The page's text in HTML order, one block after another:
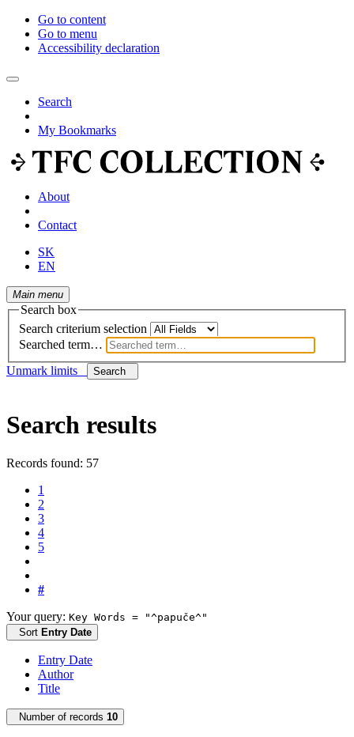
Go to content
Go to menu
Accessibility declaration
Search
My Bookmarks
About
Contact
SK
EN
Main menu
Search box
Search criterium selection
Searched term…
Unmark limits
Search
Search results
Records found: 57
1
2
3
4
5
#
Your query: Key Words = "^papuče^"
Sort Entry Date
Entry Date
Author
Title
Number of records 10